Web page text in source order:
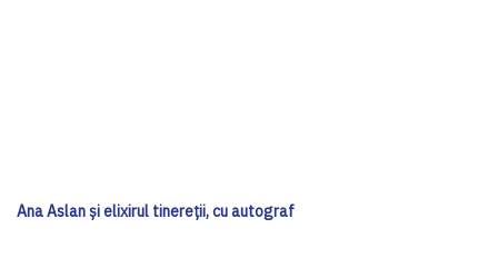
Ana Aslan și elixirul tinereții, cu autograf